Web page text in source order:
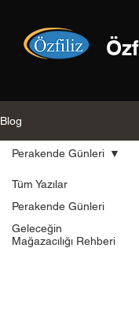
Blog
Tüm Yazılar
Perakende Günleri
Geleceğin
Mağazacılığı Rehberi
Perakende Günleri